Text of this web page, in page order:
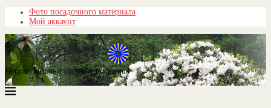
Фото посадочного материала
Мой аккаунт
Неприхотливые садовые растения